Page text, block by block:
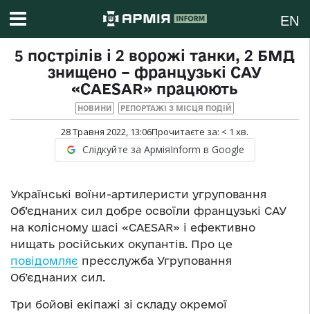
EN
5 пострілів і 2 ворожі танки, 2 БМД
знищено – французькі САУ
«CAESAR» працюють
НОВИНИ РЕПОРТАЖІ З МІСЦЯ ПОДІЙ
28 Травня 2022, 13:06Прочитаєте за: < 1 хв.
Слідкуйте за АрміяInform в Google
Українські воїни-артилеристи угруповання
Об’єднаних сил добре освоїли французькі САУ
на колісному шасі «CAESAR» і ефективно
нищать російських окупантів. Про це
повідомляє пресслужба Угруповання
Об’єднаних сил.
Три бойові екіпажі зі складу окремої